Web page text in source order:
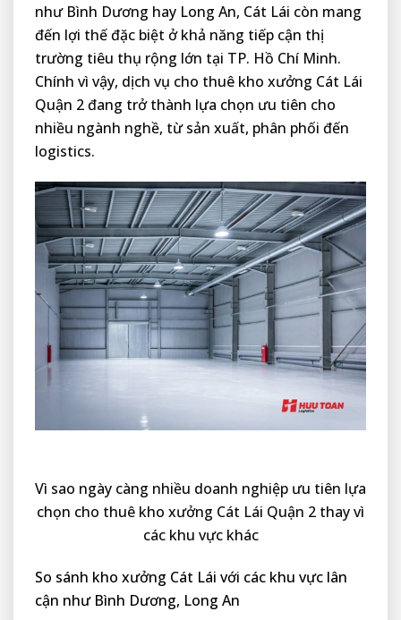
như Bình Dương hay Long An, Cát Lái còn mang
đến lợi thế đặc biệt ở khả năng tiếp cận thị
trường tiêu thụ rộng lớn tại TP. Hồ Chí Minh.
Chính vì vậy, dịch vụ cho thuê kho xưởng Cát Lái
Quận 2 đang trở thành lựa chọn ưu tiên cho
nhiều ngành nghề, từ sản xuất, phân phối đến
logistics.
Vì sao ngày càng nhiều doanh nghiệp ưu tiên lựa
chọn cho thuê kho xưởng Cát Lái Quận 2 thay vì
các khu vực khác
So sánh kho xưởng Cát Lái với các khu vực lân
cận như Bình Dương, Long An